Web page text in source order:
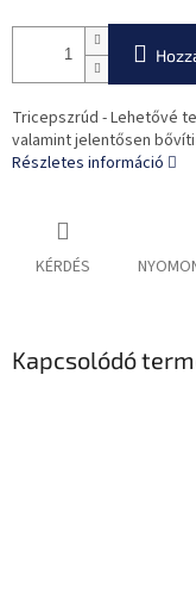
Tricepszrúd - Lehetővé
valamint jelentősen
Részletes információ
KÉRDÉS
Kapcsolódó